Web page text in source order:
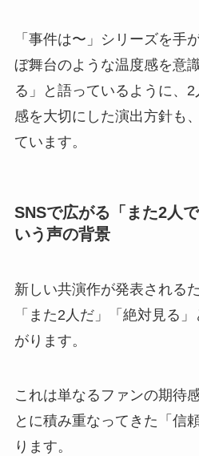
「事件は〜」シリーズを手
ぼ舞台のような温度感を意
る」と語っているように、
感を大切にした演出方針も
ています。
SNSで広がる「また2人
いう声の背景
新しい共演作が発表される
「また2人だ」「絶対見る
がります。
これは単なるファンの期待
とに積み重なってきた「信
ります。